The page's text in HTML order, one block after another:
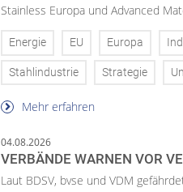
Stainless Europa und Advanced
Energie EU Europa
Stahlindustrie Strategie
Mehr erfahren
04.08.2026
VERBÄNDE WARNEN VOR
Laut BDSV, bvse und VDM